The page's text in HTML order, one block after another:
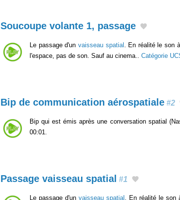
Soucoupe volante 1, passage
Le passage d'un vaisseau spatial . En réalité le son
l'espace, pas de son. Sauf au cinema.. Catégorie
Bip de communication aérospatiale #2
Bip qui est émis après une conversation spatial
00:01.
Passage vaisseau spatial #1
Le passage d'un vaisseau spatial
. En réalité le